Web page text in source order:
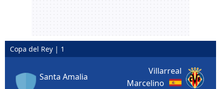
Copa del Rey | 1
Santa Amalia
Villarreal
Marcelino